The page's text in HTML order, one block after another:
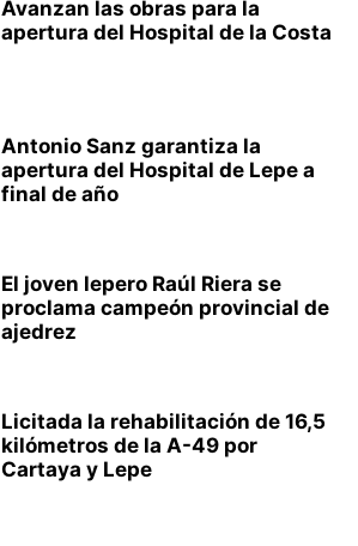
Avanzan las obras para la
apertura del Hospital de la Costa
Antonio Sanz garantiza la
apertura del Hospital de Lepe a
final de año
El joven lepero Raúl Riera se
proclama campeón provincial de
ajedrez
Licitada la rehabilitación de 16,5
kilómetros de la A-49 por
Cartaya y Lepe